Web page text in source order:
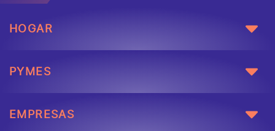
HOGAR
PYMES
EMPRESAS